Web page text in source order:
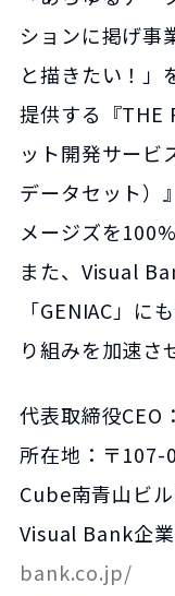
ションに掲げ事
と描きたい！」
提供する『THE
ット開発サー
データセット）
メージズを
また、Visual
「GENIAC」に
り組みを加速さ
代表取締役CEO
所在地：〒107-
Cube南青山ビ
Visual Bank企業
bank.co.jp/